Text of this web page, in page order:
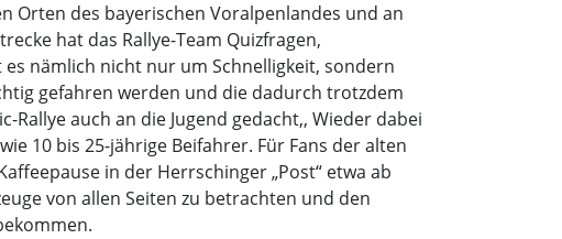
Orten des bayerischen Voralpenlandes und an
hat das Rallye-Team Quizfragen,
nämlich nicht nur um Schnelligkeit, sondern
gefahren werden und die dadurch trotzdem
Rallye auch an die Jugend gedacht,, Wieder dabei
10 bis 25-jährige Beifahrer. Für Fans der alten
in der Herrschinger „Post“ etwa ab
von allen Seiten zu betrachten und den